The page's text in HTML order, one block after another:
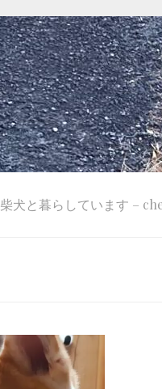
柴犬と暮らしています –